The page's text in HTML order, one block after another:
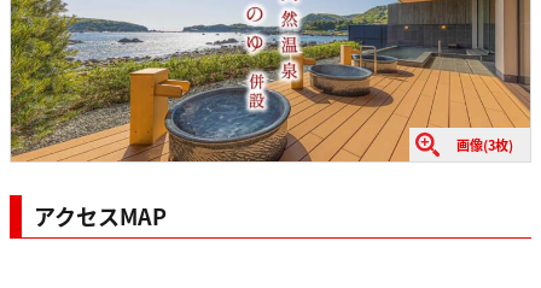
画像(3枚)
アクセスMAP